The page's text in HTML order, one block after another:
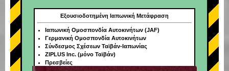
Εξουσιοδοτημένη Ιαπωνική Μετάφραση
Ιαπωνική Ομοσπονδία Αυτοκινήτων (JAF)
Γερμανική Ομοσπονδία Αυτοκινήτων
Σύνδεσμος Σχέσεων Ταϊβάν-Ιαπωνίας
ZIPLUS Inc. (μόνο Ταϊβάν)
Πρεσβείες